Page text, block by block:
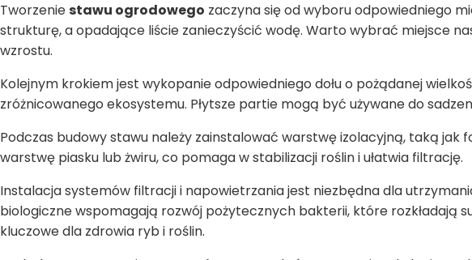
Tworzenie stawu ogrodowego zaczyna się od wyboru odpowiedniego
strukturę, a opadające liście zanieczyścić wodę. Warto wybrać miejsce
wzrostu.
Kolejnym krokiem jest wykopanie odpowiedniego dołu o pożądanej
zróżnicowanego ekosystemu. Płytsze partie mogą być używane do
Podczas budowy stawu należy zainstalować warstwę izolacyjną, taką
warstwę piasku lub żwiru, co pomaga w stabilizacji roślin i ułatwia filtrację.
Instalacja systemów filtracji i napowietrzania jest niezbędna dla
biologiczne wspomagają rozwój pożytecznych bakterii, które rozkładają
kluczowe dla zdrowia ryb i roślin.